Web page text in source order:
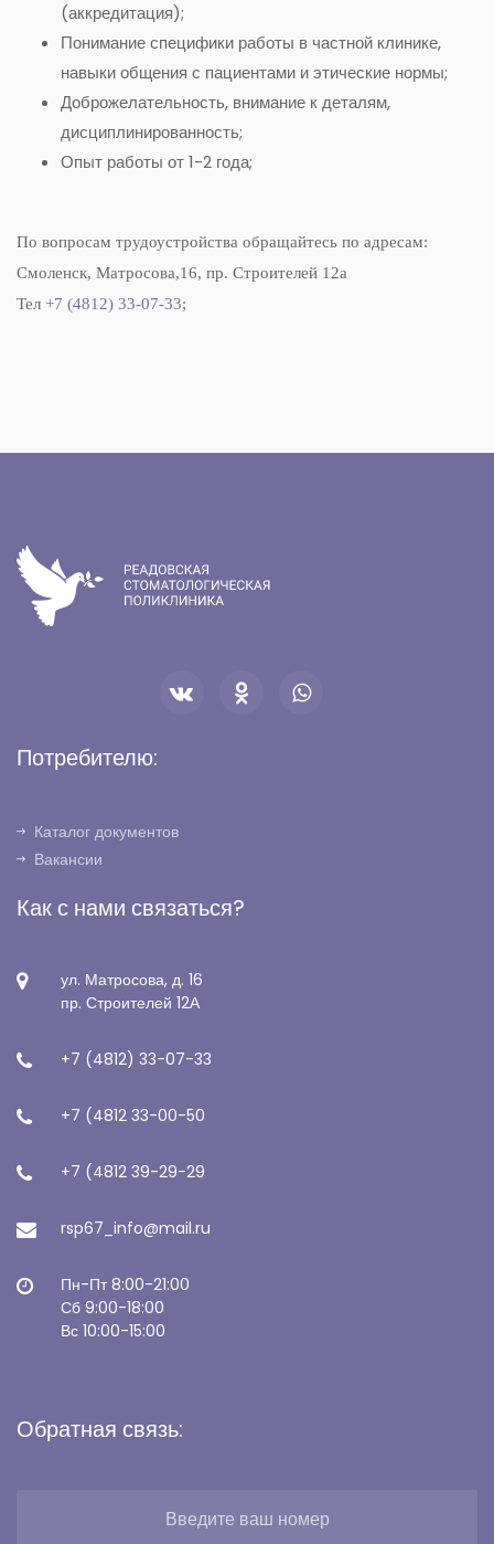
(аккредитация);
Понимание специфики работы в частной клинике,
навыки общения с пациентами и этические нормы;
Доброжелательность, внимание к деталям,
дисциплинированность;
Опыт работы от 1-2 года;
По вопросам трудоустройства обращайтесь по адресам:
Смоленск, Матросова,16, пр. Строителей 12а
Тел +7 (4812) 33-07-33;
Потребителю:
Каталог документов
Вакансии
Как с нами связаться?
ул. Матросова, д. 16
пр. Строителей 12А
+7 (4812) 33-07-33
+7 (4812 33-00-50
+7 (4812 39-29-29
rsp67_info@mail.ru
Пн-Пт 8:00-21:00
Сб 9:00-18:00
Вс 10:00-15:00
Обратная связь: